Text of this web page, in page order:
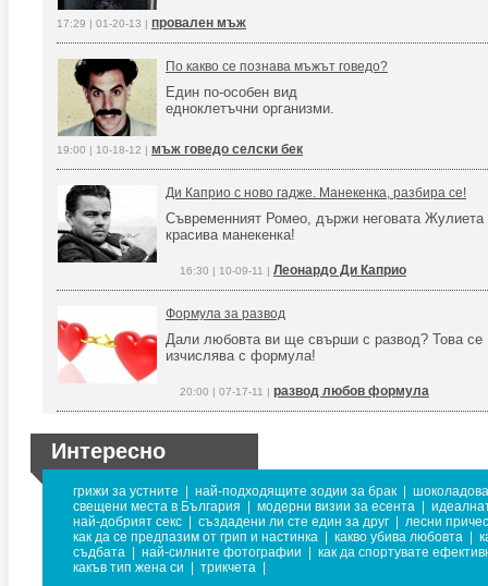
17:29 | 01-20-13 | провален мъж
По какво се познава мъжът говедо?
Един по-особен вид
едноклетъчни организми.
19:00 | 10-18-12 | мъж говедо селски бек
Ди Каприо с ново гадже. Манекенка, разбира се!
Съвременният Ромео, държи неговата Жулиета
красива манекенка!
16:30 | 10-09-11 | Леонардо Ди Каприо
Формула за развод
Дали любовта ви ще свърши с развод? Това се
изчислява с формула!
20:00 | 07-17-11 | развод любов формула
Интересно
грижи за устните най-подходящите зодии за брак
свещени места в България
модерни визии за есента
най-добрият секс
създадени ли сте един за друг
лесни
как да се предпазим от грип и настинка
какво убива любовта
съдбата
най-силните фотографии
как да спортувате
какъв тип жена си
трикчета